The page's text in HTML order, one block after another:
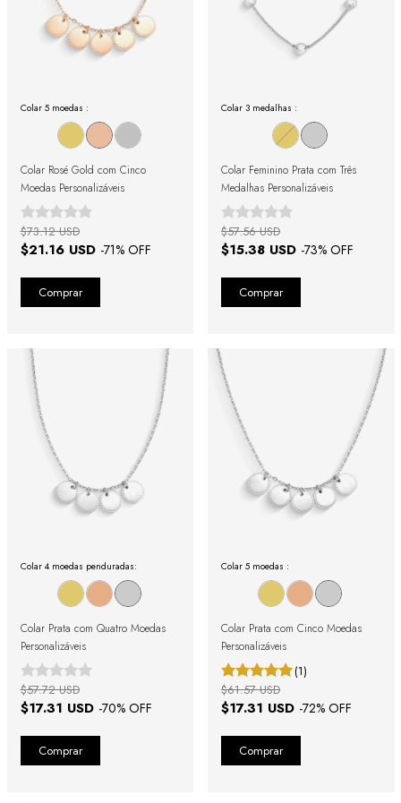
Colar 5 moedas :
Colar Rosé Gold com Cinco
Moedas Personalizáveis
$21.16 USD -71% OFF
$73.12 USD
Colar 3 medalhas :
Colar Feminino Prata com Três
Medalhas Personalizáveis
$15.38 USD -73% OFF
$57.56 USD
Colar 4 moedas penduradas:
Colar Prata com Quatro Moedas
Personalizáveis
$17.31 USD -70% OFF
$57.72 USD
Colar 5 moedas :
Colar Prata com Cinco Moedas
Personalizáveis
(1)
$17.31 USD -72% OFF
$61.57 USD